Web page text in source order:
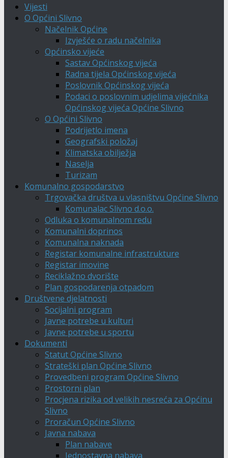
Vijesti
O Općini Slivno
Načelnik Općine
Izvješće o radu načelnika
Općinsko vijeće
Sastav Općinskog vijeća
Radna tijela Općinskog vijeća
Poslovnik Općinskog vijeća
Podaci o poslovnim udjelima vijećnika
Općinskog vijeća Općine Slivno
O Općini Slivno
Podrijetlo imena
Geografski položaj
Klimatska obilježja
Naselja
Turizam
Komunalno gospodarstvo
Trgovačka društva u vlasništvu Općine Slivno
Komunalac Slivno d.o.o.
Odluka o komunalnom redu
Komunalni doprinos
Komunalna naknada
Registar komunalne infrastrukture
Registar imovine
Reciklažno dvorište
Plan gospodarenja otpadom
Društvene djelatnosti
Socijalni program
Javne potrebe u kulturi
Javne potrebe u sportu
Dokumenti
Statut Općine Slivno
Strateški plan Općine Slivno
Provedbeni program Općine Slivno
Prostorni plan
Procjena rizika od velikih nesreća za Općinu
Slivno
Proračun Općine Slivno
Javna nabava
Plan nabave
Jednostavna nabava